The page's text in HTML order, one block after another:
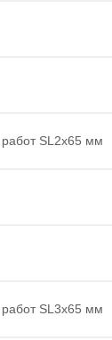
SL2x65 мм
SL3x65 мм